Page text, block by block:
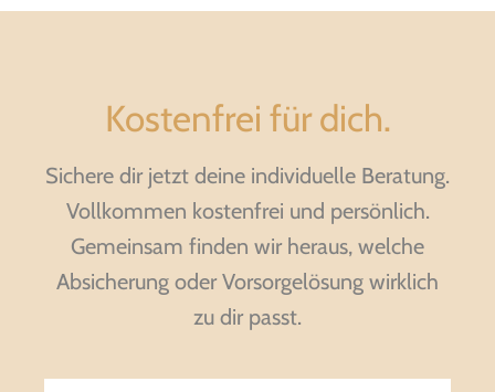
entscheidende Rolle bei der Aufdeckung von Missständen, Betrug
Doch die Entscheidung,
MEHR LESEN »
29. Dezember 2025